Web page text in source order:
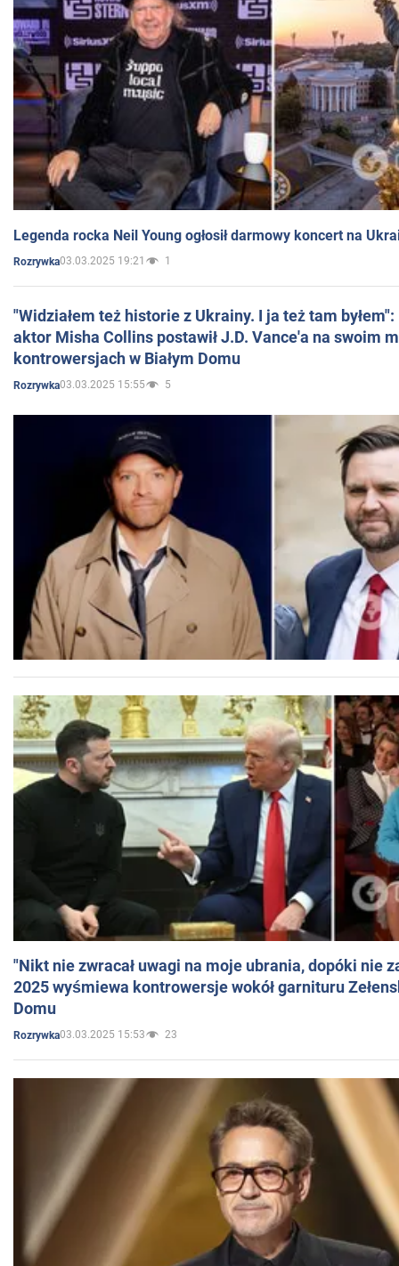
Legenda rocka Neil Young ogłosił darmowy koncert na
Rozrywka03.03.2025 19:21 1
"Widziałem też historie z Ukrainy. I ja też tam
aktor Misha Collins postawił J.D. Vance'a na swoim
kontrowersjach w Białym Domu
Rozrywka03.03.2025 15:55 5
"Nikt nie zwracał uwagi na moje ubrania, dopóki nie
2025 wyśmiewa kontrowersje wokół garnituru
Domu
Rozrywka03.03.2025 15:53 23